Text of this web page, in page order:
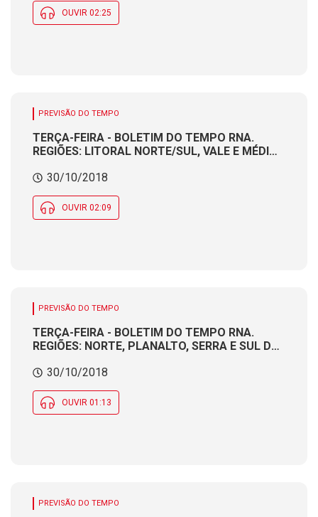
OUVIR 02:25
PREVISÃO DO TEMPO
TERÇA-FEIRA - BOLETIM DO TEMPO RNA.
REGIÕES: LITORAL NORTE/SUL, VALE E MÉDIO
Meteorologista CÁTIA BRAGA
30/10/2018
OUVIR 02:09
PREVISÃO DO TEMPO
TERÇA-FEIRA - BOLETIM DO TEMPO RNA.
REGIÕES: NORTE, PLANALTO, SERRA E SUL DO
Meteorologista CÁTIA BRAGA
30/10/2018
OUVIR 01:13
PREVISÃO DO TEMPO